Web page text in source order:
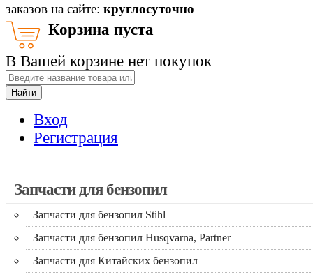
заказов на сайте: круглосуточно
Корзина пуста
В Вашей корзине нет покупок
Найти
Вход
Регистрация
Запчасти для бензопил
Запчасти для бензопил Stihl
Запчасти для бензопил Husqvarna, Partner
Запчасти для Китайских бензопил